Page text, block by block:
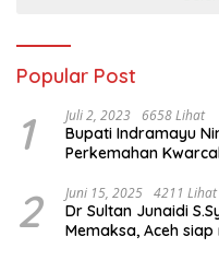
Popular Post
1 Juli 2, 2023 6658 Lihat
Bupati Indramayu
Perkemahan
2 Juni 15, 2025 4211 Lihat
Dr Sultan Junaidi
Memaksa, Aceh